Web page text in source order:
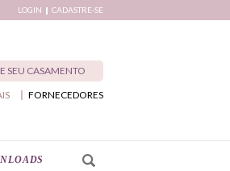
LOGIN CADASTRE-SE
SEU CASAMENTO
FORNECEDORES